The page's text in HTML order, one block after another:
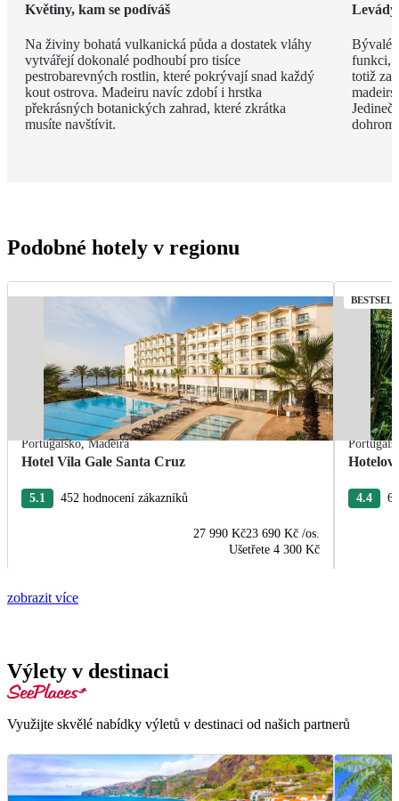
Květiny, kam se podíváš
Na živiny bohatá vulkanická půda a dostatek vláhy
vytvářejí dokonalé podhoubí pro tisíce
pestrobarevných rostlin, které pokrývají snad každý
kout ostrova. Madeiru navíc zdobí i hrstka
překrásných botanických zahrad, které zkrátka
musíte navštívit.
Levády
Bývalé
funkci,
totiž
Podobné hotely v regionu
Portugalsko,Madeira
Hotel Vila Gale Santa Cruz
5.1 452 hodnocení zákazníků
27 990 Kč23 690 Kč /os.
Ušetřete 4 300 Kč
4.4
zobrazit více
Výlety v destinaci
Využijte skvělé nabídky výletů v destinaci od našich partnerů